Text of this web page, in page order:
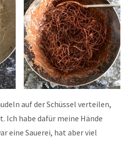
auf der Schüssel verteilen,
Ich habe dafür meine Hände
eine Sauerei, hat aber viel